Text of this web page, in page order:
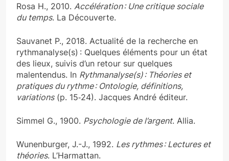
Rosa H., 2010. Accélération : Une critique sociale
du temps. La Découverte.
Sauvanet P., 2018. Actualité de la recherche en
rythmanalyse(s) : Quelques éléments pour un état
des lieux, suivis d’un retour sur quelques
malentendus. In Rythmanalyse(s) : Théories et
pratiques du rythme : Ontologie, définitions,
variations(p. 15‑24). Jacques André éditeur.
Simmel G., 1900. Psychologie de l’argent. Allia.
Wunenburger, J.-J., 1992. Les rythmes : Lectures et
théories. L’Harmattan.